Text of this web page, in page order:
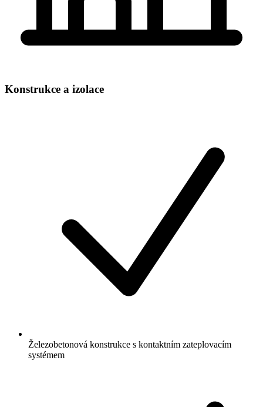
Konstrukce a izolace
Železobetonová konstrukce s kontaktním zateplovacím
systémem